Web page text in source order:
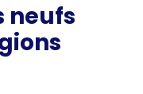
neufs